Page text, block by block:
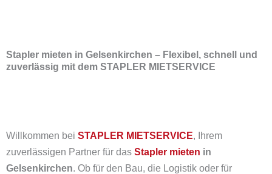
Stapler mieten in Gelsenkirchen – Flexibel, schnell und
zuverlässig mit dem STAPLER MIETSERVICE
Willkommen bei STAPLER MIETSERVICE, Ihrem
zuverlässigen Partner für das Stapler mieten in
Gelsenkirchen. Ob für den Bau, die Logistik oder für